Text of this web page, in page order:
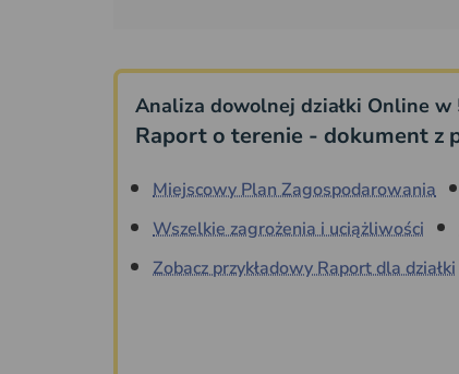
Analiza dowolnej działki Online w
Raport o terenie - dokument z
Miejscowy Plan Zagospodarowania
Wszelkie zagrożenia i uciążliwości
Zobacz przykładowy Raport dla działki